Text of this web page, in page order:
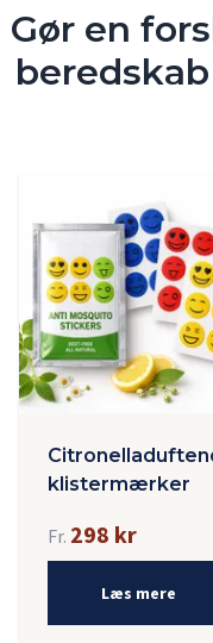
Gør en
klistermærker
Fr. 298 kr
Læs mere